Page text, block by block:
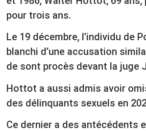
pour trois ans.
Le 19 décembre, l’individu de
blanchi d’une accusation
de sont procès devant la juge
Hottot a aussi admis avoir
des délinquants sexuels en
Ce dernier a des antécédents